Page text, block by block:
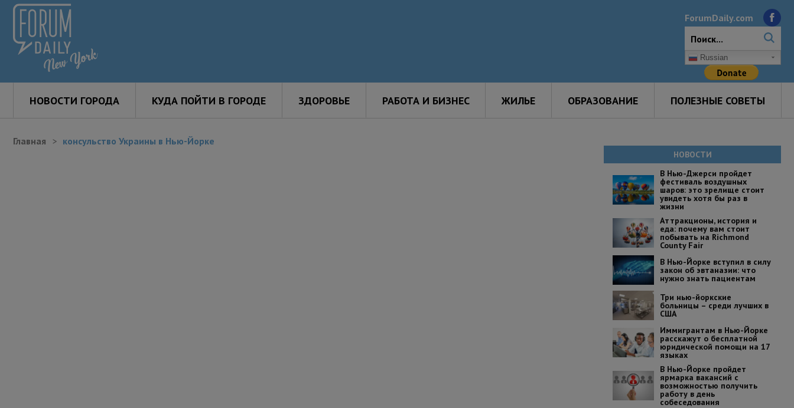
ForumDaily.com
Russian
НОВОСТИ ГОРОДА КУДА ПОЙТИ В ГОРОДЕ ЗДОРОВЬЕ РАБОТА И БИЗНЕС ЖИЛЬЕ ОБРАЗОВАНИЕ ПОЛЕЗНЫЕ СОВЕТЫ
Главная консульство Украины в Нью-Йорке
НОВОСТИ
В Нью-Джерси пройдет
фестиваль воздушных
шаров: это зрелище стоит
увидеть хотя бы раз в
жизни
Аттракционы, история и
еда: почему вам стоит
побывать на Richmond
County Fair
В Нью-Йорке вступил в силу
закон об эвтаназии: что
нужно знать пациентам
Три нью-йоркские
больницы – среди лучших в
США
Иммигрантам в Нью-Йорке
расскажут о бесплатной
юридической помощи на 17
языках
В Нью-Йорке пройдет
ярмарка вакансий с
возможностью получить
работу в день
собеседования